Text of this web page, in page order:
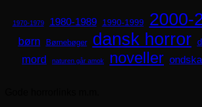
1970-1979 1980-1989 1990-1999 2000-
børn Børnebøger dansk horror
mord naturen går amok noveller